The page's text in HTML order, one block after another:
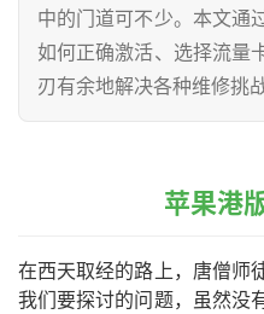
中的门道可不少。本文通
如何正确激活、选择流量
刃有余地解决各种维修挑战
苹果港
在西天取经的路上，唐僧师
我们要探讨的问题，虽然没